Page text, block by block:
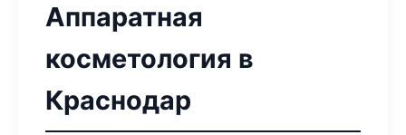
Аппаратная
косметология в
Краснодар